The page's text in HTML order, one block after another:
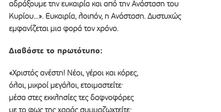
αδράξουμε την ευκαιρία και από την Ανάσταση του
Κυρίου…». Ευκαιρία, λοιπόν, η Ανάσταση. Δυστυχώς
εμφανίζεται μια φορά τον χρόνο.
Διαβάστε το πρωτότυπο:
«Χριστός ανέστη! Νέοι, γέροι και κόρες,
όλοι, μικροί μεγάλοι, ετοιμαστείτε·
μέσα στες εκκλησίες τες δαφνοφόρες
με το φως της χαράς συμμαζωχτείτε·